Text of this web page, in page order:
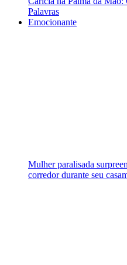
Palavras
Emocionante
Mulher paralisada
corredor durante seu